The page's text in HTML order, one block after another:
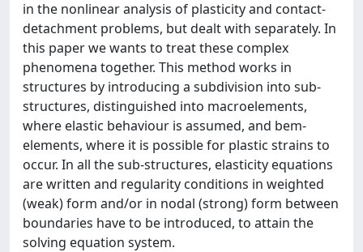
in the nonlinear analysis of plasticity and contact-
detachment problems, but dealt with separately. In
this paper we wants to treat these complex
phenomena together. This method works in
structures by introducing a subdivision into sub-
structures, distinguished into macroelements,
where elastic behaviour is assumed, and bem-
elements, where it is possible for plastic strains to
occur. In all the sub-structures, elasticity equations
are written and regularity conditions in weighted
(weak) form and/or in nodal (strong) form between
boundaries have to be introduced, to attain the
solving equation system.